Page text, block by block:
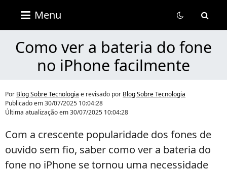
Sobre
Tecnologia
Menu
Como ver a bateria do fone
no iPhone facilmente
Por Blog Sobre Tecnologia e revisado por Blog Sobre Tecnologia
Publicado em30/07/2025 10:04:28
Última atualização em30/07/2025 10:04:28
Com a crescente popularidade dos fones de
ouvido sem fio, saber como ver a bateria do
fone no iPhone se tornou uma necessidade